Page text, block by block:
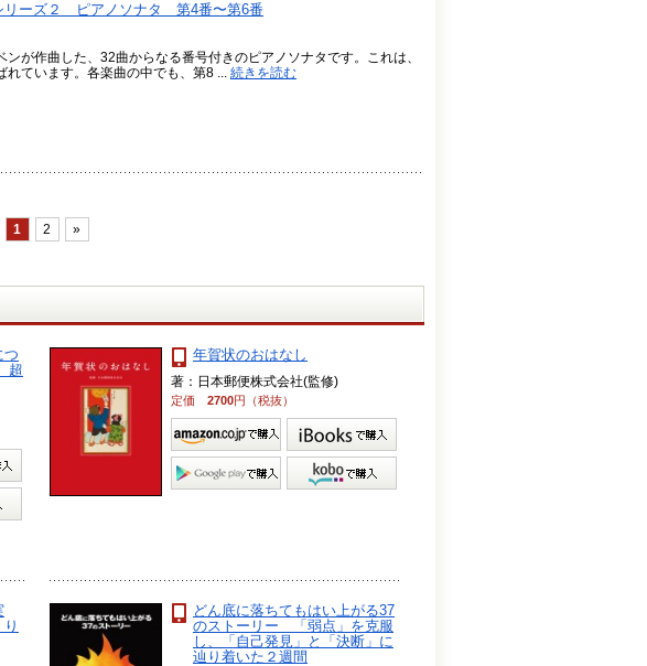
ーズ２ ピアノソナタ 第4番〜第6番
が作曲した、32曲からなる番号付きのピアノソナタです。これは、
れています。各楽曲の中でも、第8 ... 続きを読む
1 2 »
つ
超
年賀状のおはなし
著：日本郵便株式会社(監修)
定価 2700円（税抜）
どん底に落ちてもはい上がる37
のストーリー 「弱点」を克服
し、「自己発見」と「決断」に
辿り着いた２週間